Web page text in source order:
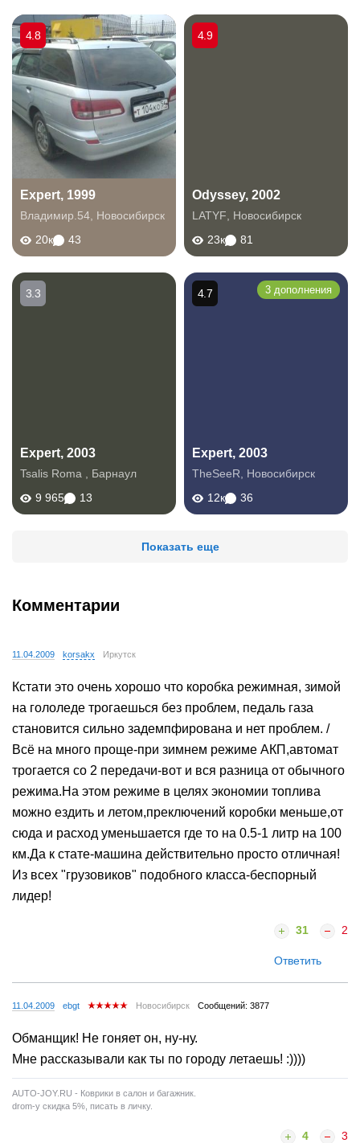
Expert, 1999
Владимир.54 Новосибирск
20к
43
4.8
Odyssey, 2002
LATYF
Новосибирск
23к
81
4.9
Expert, 2003
Tsalis Roma
Барнаул
9 965
13
3.3
Expert, 2003
TheSeeR
Новосибирск
12к
36
4.7 3 дополнения
Показать еще
Комментарии
11.04.2009 korsakx Иркутск
Кстати это очень хорошо что коробка режимная, зимой
на гололеде трогаешься без проблем, педаль газа
становится сильно задемпфирована и нет проблем. /
Всё на много проще-при зимнем режиме АКП,автомат
трогается со 2 передачи-вот и вся разница от обычного
режима.На этом режиме в целях экономии топлива
можно ездить и летом,преключений коробки меньше,от
сюда и расход уменьшается где то на 0.5-1 литр на 100
км.Да к стате-машина действительно просто отличная!
Из всех "грузовиков" подобного класса-беспорный
лидер!
31 2
Ответить
11.04.2009 ebgt Новосибирск Сообщений: 3877
Обманщик! Не гоняет он, ну-ну.
Мне рассказывали как ты по городу летаешь! :))))
AUTO-JOY.RU - Коврики в салон и багажник.
drom-у скидка 5%, писать в личку.
4 3